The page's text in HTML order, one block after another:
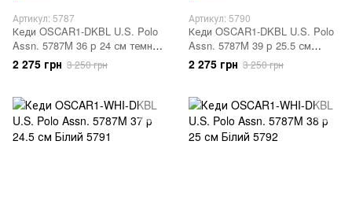
Артикул: 5787
Кеди OSCAR1-DKBL U.S. Polo
Assn. 5787M 36 р 24 см темно-
синій 5787
2 275 грн 3 250 грн
Артикул: 5790
Кеди OSCAR1-DKBL U.S. Polo
Assn. 5787M 39 р 25.5 см
темно-синій 5790
2 275 грн 3 250 грн